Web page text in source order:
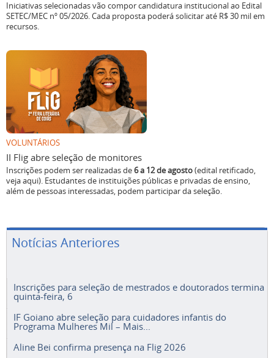
Iniciativas selecionadas vão compor candidatura institucional ao Edital
SETEC/MEC nº 05/2026. Cada proposta poderá solicitar até R$ 30 mil em
recursos.
VOLUNTÁRIOS
II Flig abre seleção de monitores
Inscrições podem ser realizadas de6 a 12 de agosto(edital retificado,
veja aqui). Estudantes de instituições públicas e privadas de ensino,
além de pessoas interessadas, podem participar da seleção.
Notícias Anteriores
Inscrições para seleção de mestrados e doutorados termina
quinta-feira, 6
IF Goiano abre seleção para cuidadores infantis do
Programa Mulheres Mil – Mais...
Aline Bei confirma presença na Flig 2026